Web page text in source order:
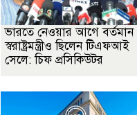
ভারতে নেওয়ার আগে বর্তমান
স্বরাষ্ট্রমন্ত্রীও ছিলেন টিএফআই
সেলে: চিফ প্রসিকিউটর